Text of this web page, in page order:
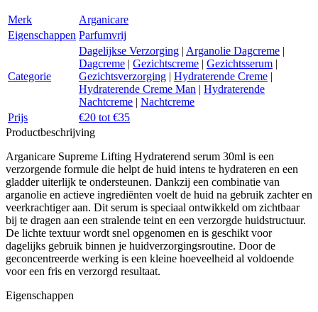
Merk
Arganicare
Eigenschappen Parfumvrij
Categorie
Dagelijkse Verzorging | Arganolie Dagcreme |
Dagcreme | Gezichtscreme | Gezichtsserum |
Gezichtsverzorging | Hydraterende Creme |
Hydraterende Creme Man | Hydraterende
Nachtcreme | Nachtcreme
Prijs
€20 tot €35
Productbeschrijving
Arganicare Supreme Lifting Hydraterend serum 30ml is een
verzorgende formule die helpt de huid intens te hydrateren en een
gladder uiterlijk te ondersteunen. Dankzij een combinatie van
arganolie en actieve ingrediënten voelt de huid na gebruik zachter en
veerkrachtiger aan. Dit serum is speciaal ontwikkeld om zichtbaar
bij te dragen aan een stralende teint en een verzorgde huidstructuur.
De lichte textuur wordt snel opgenomen en is geschikt voor
dagelijks gebruik binnen je huidverzorgingsroutine. Door de
geconcentreerde werking is een kleine hoeveelheid al voldoende
voor een fris en verzorgd resultaat.
Eigenschappen